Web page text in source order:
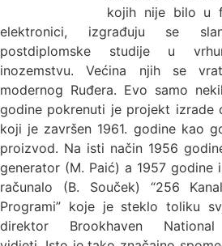
kojih nije bilo u
elektronici, izgrađuju se
postdiplomske studije u
inozemstvu. Većina njih se
modernog Ruđera. Evo samo
godine pokrenuti je projekt izrade
koji je završen 1961. godine kao
proizvod. Na isti način 1956
generator (M. Paić) a 1957 godine
računalo (B. Souček) “256
Programi” koje je steklo toliku
direktor Brookhaven